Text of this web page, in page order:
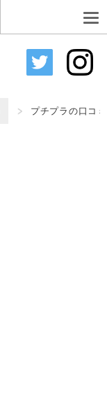
プチプラの口コミ